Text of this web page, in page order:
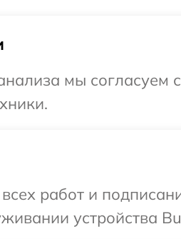
мы согласуем
работ и
устройства